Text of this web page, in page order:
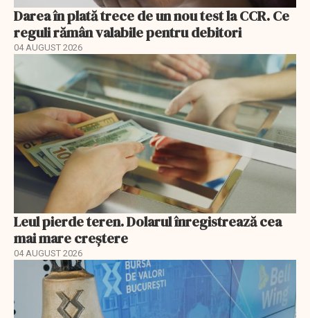
Darea în plată trece de un nou test la CCR. Ce
reguli rămân valabile pentru debitori
04 AUGUST 2026
Leul pierde teren. Dolarul înregistrează cea
mai mare creștere
04 AUGUST 2026